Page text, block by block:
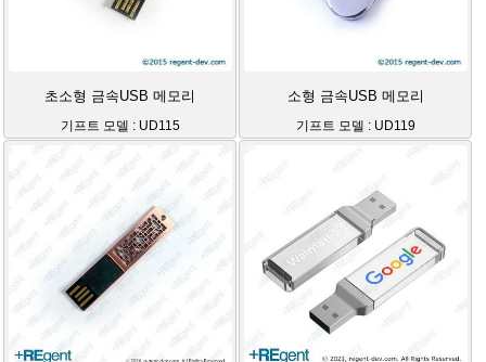
초소형 금속USB 메모리
기프트 모델 : UD115
소형 금속USB 메모리
기프트 모델 : UD119